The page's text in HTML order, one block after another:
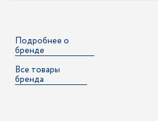
Подробнее о
бренде
Все товары
бренда